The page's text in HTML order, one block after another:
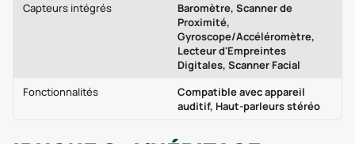
Capteurs intégrés
Baromètre, Scanner de
Proximité,
Gyroscope/Accéléromètre,
Lecteur d'Empreintes
Digitales, Scanner Facial
Fonctionnalités
Compatible avec appareil
auditif, Haut-parleurs stéréo